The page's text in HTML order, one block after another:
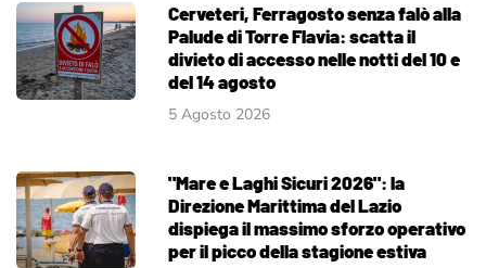
Cerveteri, Ferragosto senza falò alla
Palude di Torre Flavia: scatta il
divieto di accesso nelle notti del 10 e
del 14 agosto
5 Agosto 2026
"Mare e Laghi Sicuri 2026": la
Direzione Marittima del Lazio
dispiega il massimo sforzo operativo
per il picco della stagione estiva